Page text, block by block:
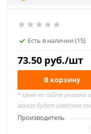
Есть в наличии (15)
73.50 руб./шт
В корзину
* Цена на сайте указана
заказа будет известна
Производитель